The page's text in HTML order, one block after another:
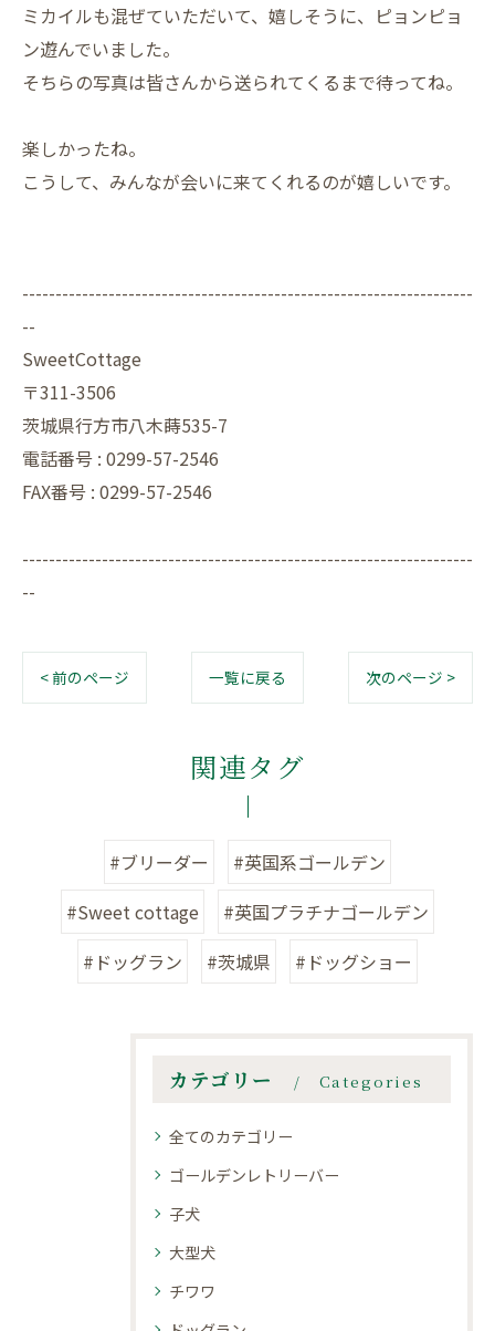
ミカイルも混ぜていただいて、嬉しそうに、ピョンピョ
ン遊んでいました。
そちらの写真は皆さんから送られてくるまで待ってね。
楽しかったね。
こうして、みんなが会いに来てくれるのが嬉しいです。
--------------------------------------------------------------------
--
SweetCottage
〒311-3506
茨城県行方市八木蒔535-7
電話番号 : 0299-57-2546
FAX番号 : 0299-57-2546
--------------------------------------------------------------------
--
< 前のページ 一覧に戻る 次のページ >
関連タグ
#ブリーダー
#英国系ゴールデン
#Sweet cottage
#英国プラチナゴールデン
#ドッグラン
#茨城県 #ドッグショー
カテゴリー Categories
全てのカテゴリー
ゴールデンレトリーバー
子犬
大型犬
チワワ